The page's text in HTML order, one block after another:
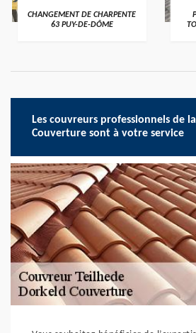
CHANGEMENT DE CHARPENTE
63 PUY-DE-DÔME
Les couvreurs professionnels de
Couverture sont à votre service